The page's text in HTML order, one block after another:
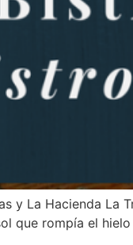
y La Hacienda La
que rompía el